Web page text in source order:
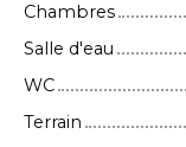
Chambres
Salle d'eau
WC
Terrain